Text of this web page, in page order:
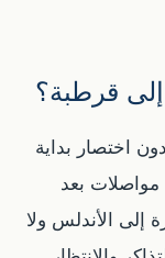
قرطبة؟
اختصار بداية
مواصلات بعد
إلى الأندلس ولا